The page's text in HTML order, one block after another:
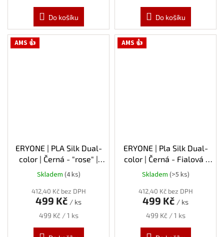
Do košíku Do košíku
AMS 👍
ERYONE | PLA Silk Dual-
color | Černá - "rose" |
1.75mm | 1kg
Skladem (4 ks)
412,40 Kč bez DPH
499 Kč / ks
Měrná
499 Kč / 1 ks
AMS 👍
ERYONE | Pla Silk Dual-
color | Černá - Fialová |
1.75mm | 1kg
Skladem (>5 ks)
412,40 Kč bez DPH
499 Kč / ks
Měrná
499 Kč / 1 ks